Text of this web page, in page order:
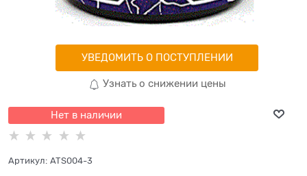
УВЕДОМИТЬ О ПОСТУПЛЕНИИ
Узнать о снижении цены
Нет в наличии
Артикул: ATS004-3